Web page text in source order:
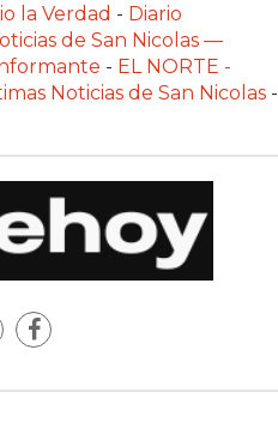
la Verdad - Diario
de San Nicolas —
- EL NORTE -
Noticias de San Nicolas -